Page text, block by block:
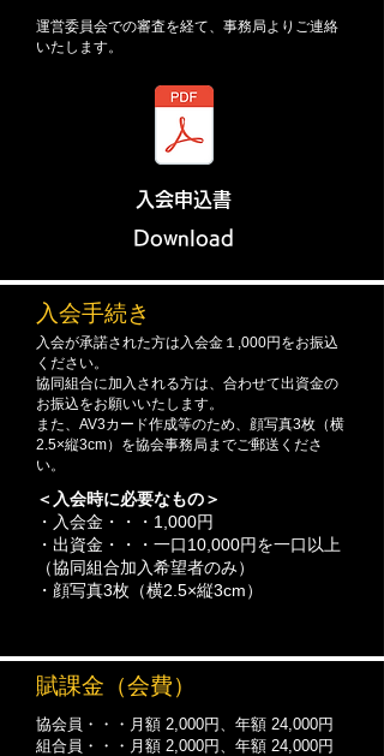
​運営委員会での審査を経て、事務局よりご連絡
いたします。
入会申込書
Download
入会手続き
入会が承諾された方は入会金１,000円をお振込
ください。
協同組合に加入される方は、合わせて出資金の
お振込をお願いいたします。
また、AV3カード作成等のため、顔写真3枚（横
2.5×縦3cm）を協会事務局までご郵送くださ
い。
＜入会時に必要なもの＞
・入会金・・・1,000円
​・出資金・・・一口10,000円を一口以上
（協同組合加入希望者のみ）
​・ 顔写真3枚（横2.5×縦3cm）
賦課金（会費）
協会員・・・月額 2,000円、年額 24,000円
組合員・・・月額 2,000円、年額 24,000円